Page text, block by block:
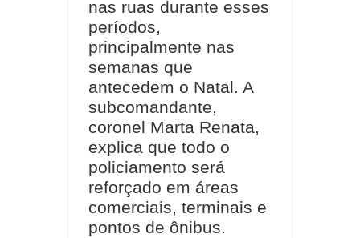
nas ruas durante esses
períodos,
principalmente nas
semanas que
antecedem o Natal. A
subcomandante,
coronel Marta Renata,
explica que todo o
policiamento será
reforçado em áreas
comerciais, terminais e
pontos de ônibus.